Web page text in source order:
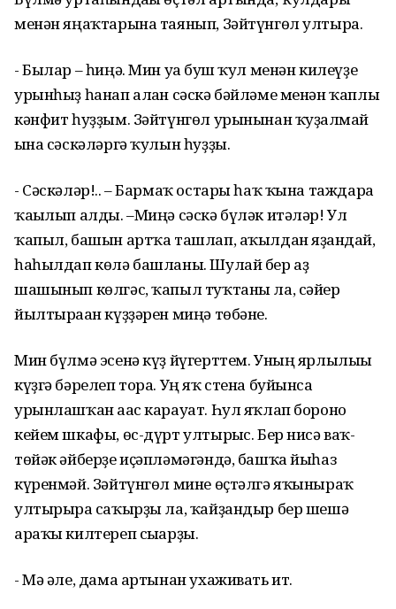
менән яңаҡтарына таянып, Зәйтүнгөл ултыра.
- Былар – һиңә. Мин уға буш ҡул менән килеүҙе
урынһыҙ һанап алған сәскә бәйләме менән ҡаплы
кәнфит һуҙҙым. Зәйтүнгөл урынынан ҡуҙғалмай
ғына сәскәләргә ҡулын һуҙҙы.
- Сәскәләр!.. – Бармаҡ остары һаҡ ҡына таждарға
ҡағылып алды. –Миңә сәскә бүләк итәләр! Ул
ҡапыл, башын артҡа ташлап, аҡылдан яҙғандай,
һаһылдап көлә башланы. Шулай бер аҙ
шашынып көлгәс, ҡапыл туҡтаны ла, сәйер
йылтыраған күҙҙәрен миңә төбәне.
Мин бүлмә эсенә күҙ йүгерттем. Уның ярлылығы
күҙгә бәрелеп тора. Уң яҡ стена буйынса
урынлашҡан ағас карауат. Һул яҡлап боронғо
кейем шкафы, өс-дүрт ултырғыс. Бер нисә ваҡ-
төйәк әйберҙе иҫәпләмәгәндә, башҡа йыһаз
күренмәй. Зәйтүнгөл мине өҫтәлгә яҡыныраҡ
ултырырға саҡырҙы ла, ҡайҙандыр бер шешә
араҡы килтереп сығарҙы.
- Мә әле, дама артынан ухаживать ит.